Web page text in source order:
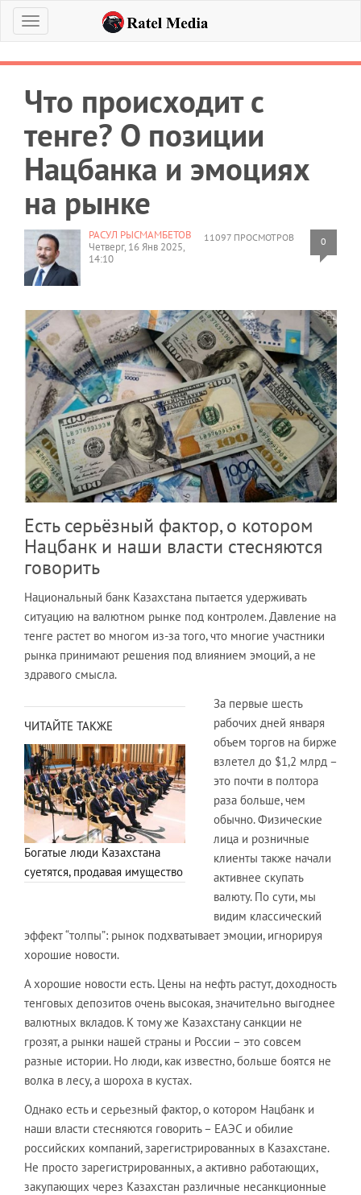
Меню
Что происходит с
тенге? О позиции
Нацбанка и эмоциях
на рынке
11097 ПРОСМОТРОВ 0
РАСУЛ РЫСМАМБЕТОВ
Четверг, 16 Янв 2025,
14:10
Есть серьёзный фактор, о котором
Нацбанк и наши власти стесняются
говорить
Национальный банк Казахстана пытается удерживать
ситуацию на валютном рынке под контролем. Давление на
тенге растет во многом из-за того, что многие участники
рынка принимают решения под влиянием эмоций, а не
здравого смысла.
ЧИТАЙТЕ ТАКЖЕ
Богатые люди Казахстана
суетятся, продавая имущество
За первые шесть
рабочих дней января
объем торгов на бирже
взлетел до $1,2 млрд –
это почти в полтора
раза больше, чем
обычно. Физические
лица и розничные
клиенты также начали
активнее скупать
валюту. По сути, мы
видим классический
эффект “толпы”: рынок подхватывает эмоции, игнорируя
хорошие новости.
А хорошие новости есть. Цены на нефть растут, доходность
тенговых депозитов очень высокая, значительно выгоднее
валютных вкладов. К тому же Казахстану санкции не
грозят, а рынки нашей страны и России – это совсем
разные истории. Но люди, как известно, больше боятся не
волка в лесу, а шороха в кустах.
Однако есть и серьезный фактор, о котором Нацбанк и
наши власти стесняются говорить – ЕАЭС и обилие
российских компаний, зарегистрированных в Казахстане.
Не просто зарегистрированных, а активно работающих,
закупающих через Казахстан различные несанкционные